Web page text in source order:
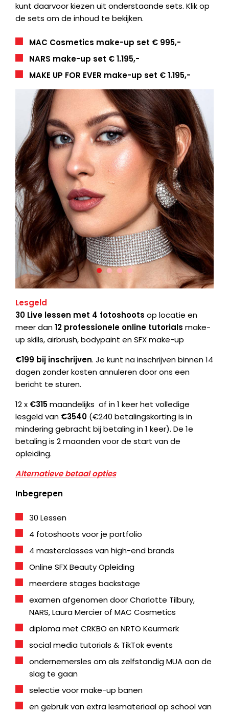
kunt daarvoor kiezen uit onderstaande sets. Klik op
de sets om de inhoud te bekijken.
MAC Cosmetics make-up set € 995,-
NARS make-up set € 1.195,-
MAKE UP FOR EVER make-up set € 1.195,-
Lesgeld
30 Live lessen met 4 fotoshoots op locatie en
meer dan12 professionele online tutorials make-
up skills, airbrush, bodypaint en SFX make-up
€199 bij inschrijven. Je kunt na inschrijven binnen 14
dagen zonder kosten annuleren door ons een
bericht te sturen.
12 x €315maandelijks of in 1 keer het volledige
lesgeld van €3540 (€240 betalingskorting is in
mindering gebracht bij betaling in 1 keer). De 1e
betaling is 2 maanden voor de start van de
opleiding.
Alternatieve betaal opties
Inbegrepen
30 Lessen
4 fotoshoots voor je portfolio
4 masterclasses van high-end brands
Online SFX Beauty Opleiding
meerdere stages backstage
examen afgenomen door Charlotte Tilbury,
NARS, Laura Mercier of MAC Cosmetics
diploma met CRKBO en NRTO Keurmerk
social media tutorials & TikTok events
ondernemersles om als zelfstandig MUA aan de
slag te gaan
selectie voor make-up banen
en gebruik van extra lesmateriaal op school van